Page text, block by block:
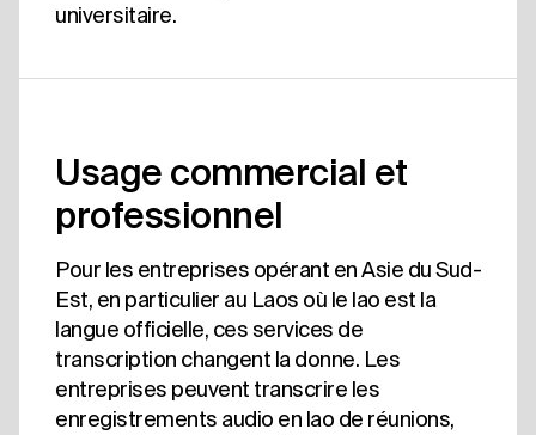
universitaire.
Usage commercial et
professionnel
Pour les entreprises opérant en Asie du Sud-
Est, en particulier au Laos où le lao est la
langue officielle, ces services de
transcription changent la donne. Les
entreprises peuvent transcrire les
enregistrements audio en lao de réunions,